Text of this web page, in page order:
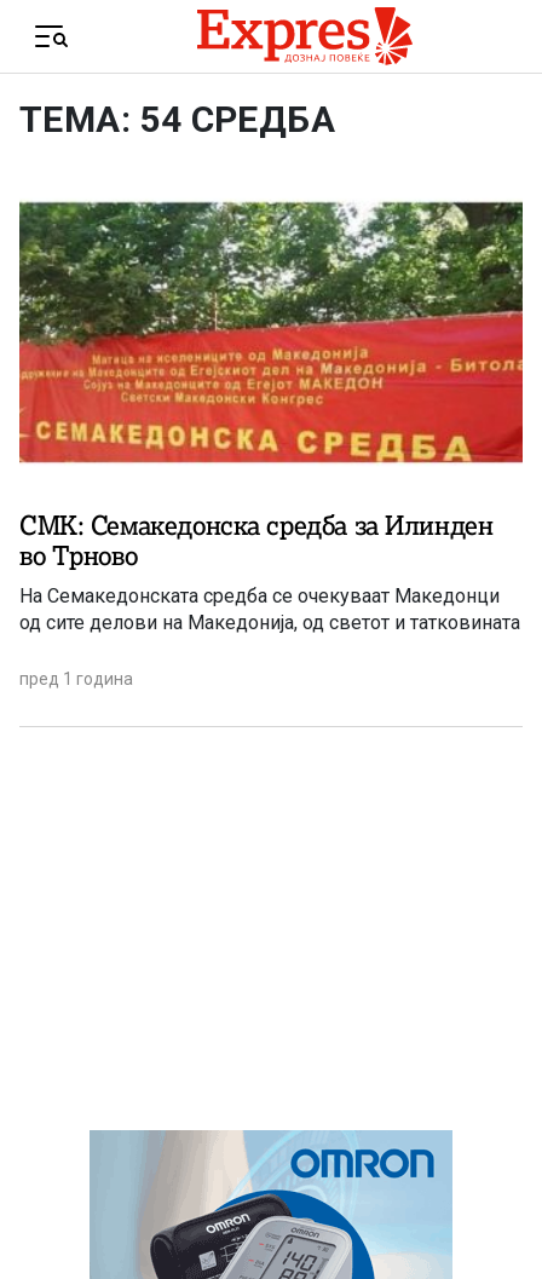
Menu
ТЕМА: 54 СРЕДБА
СМК: Семакедонска средба за Илинден
во Трново
На Семакедонската средба се очекуваат Македонци
од сите делови на Македонија, од светот и татковината
пред 1 година